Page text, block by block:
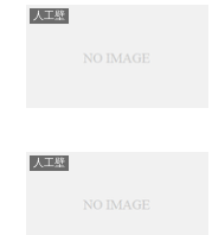
人工壁
人工壁